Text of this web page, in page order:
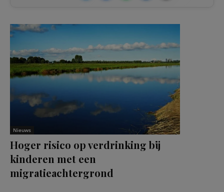
Nieuws
Hoger risico op verdrinking bij
kinderen met een
migratieachtergrond